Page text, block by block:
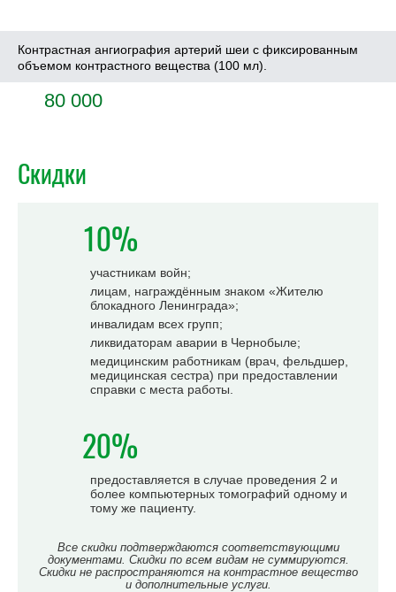
Контрастная ангиография артерий шеи с фиксированным
объемом контрастного вещества (100 мл).
80 000
Скидки
10%
участникам войн;
лицам, награждённым знаком «Жителю
блокадного Ленинграда»;
инвалидам всех групп;
ликвидаторам аварии в Чернобыле;
медицинским работникам (врач, фельдшер,
медицинская сестра) при предоставлении
справки с места работы.
20%
предоставляется в случае проведения 2 и
более компьютерных томографий одному и
тому же пациенту.
Все скидки подтверждаются соответствующими
документами. Скидки по всем видам не суммируются.
Скидки не распространяются на контрастное вещество
и дополнительные услуги.